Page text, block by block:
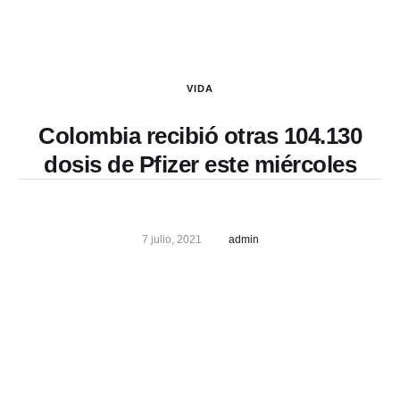
VIDA
Colombia recibió otras 104.130
dosis de Pfizer este miércoles
7 julio, 2021 admin